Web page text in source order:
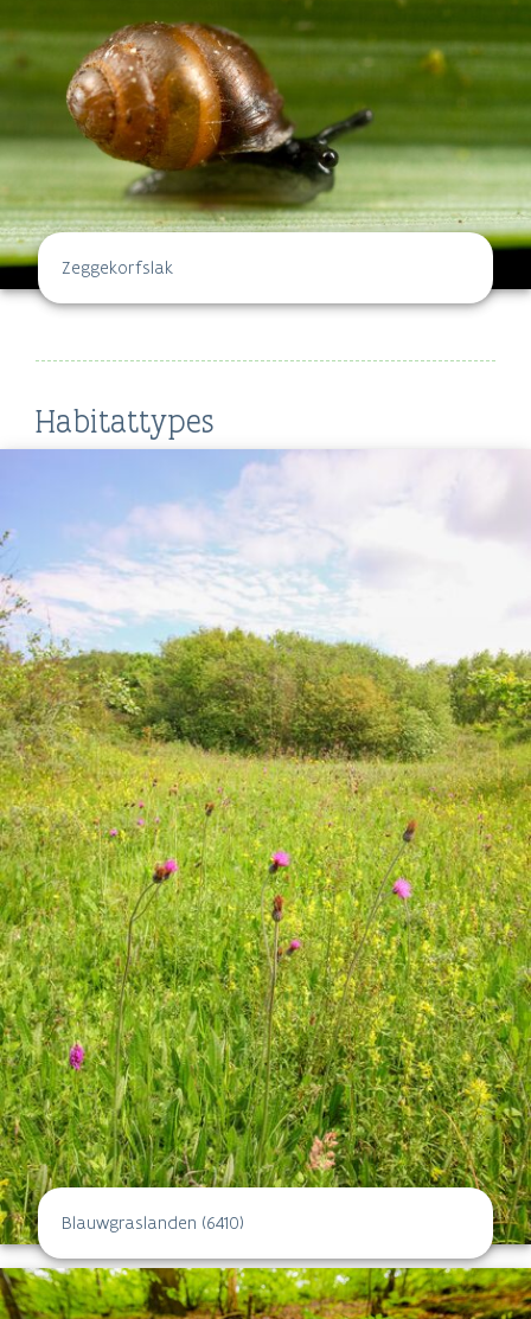
Zeggekorfslak
Habitattypes
Blauwgraslanden (6410)